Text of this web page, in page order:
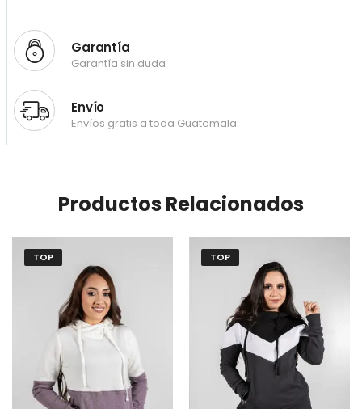
Garantía
Garantía sin duda
Envío
Envíos gratis a toda Guatemala.
Productos Relacionados
TOP TOP